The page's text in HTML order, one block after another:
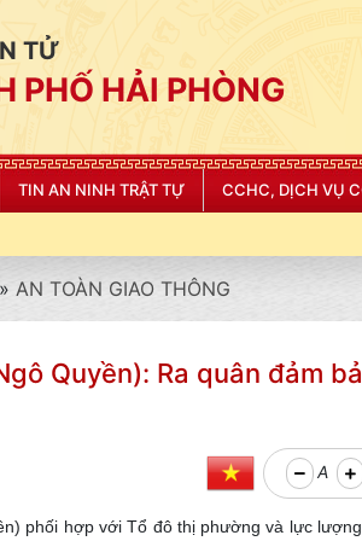
TỬ
PHỐ HẢI PHÒNG
TIN AN NINH TRẬT TỰ CCHC, DỊCH VỤ
» AN TOÀN GIAO THÔNG
Quyền): Ra quân đảm
A
phối hợp với Tổ đô thị phường và lực